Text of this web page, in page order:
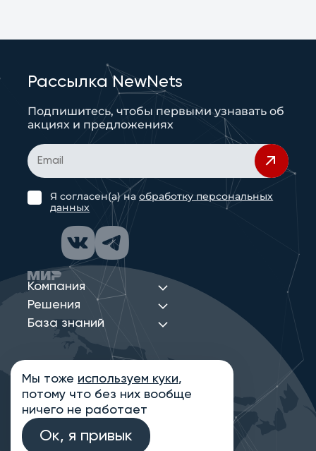
Компания
Решения
База знаний
Рассылка NewNets
Подпишитесь, чтобы первыми узнавать об
акциях и предложениях
Я согласен(а) наобработку персональных
данных
Политика конфиденциальности
Информация на сайте носит ознакомительный
характер и не является публичной офертой,
определяемой положениями статьи 437
Гражданского кодекса РФ
© 2013-2026 Новые Сети Интеграция
Мы тоже используем куки,
потому что без них вообще
ничего не работает
Ок, я привык